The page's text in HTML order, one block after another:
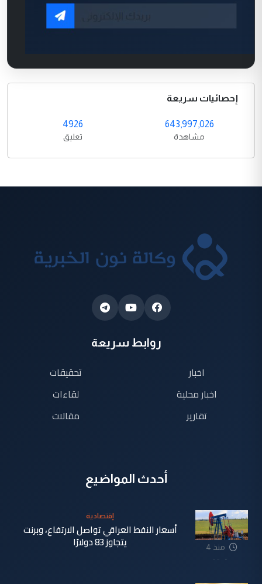
إحصائيات سريعة
643,997,026
مشاهدة
4926
تعليق
روابط سريعة
اخبار
اخبار محلية
تقارير
تحقيقات
لقاءات
مقالات
أحدث المواضيع
منذ 4
دقيقة
إقتصادية
أسعار النفط العراقي تواصل الارتفاع، وبرنت
يتجاوز 83 دولارًا